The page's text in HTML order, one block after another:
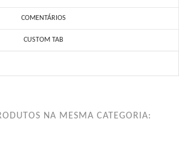
COMENTÁRIOS
CUSTOM TAB
NA MESMA CATEGORIA: